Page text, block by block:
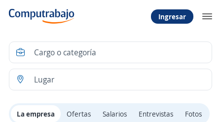
Ingresar
La empresa Ofertas Salarios Entrevistas Fotos